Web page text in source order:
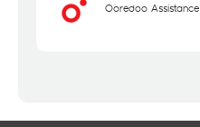
Ooredoo Assistance